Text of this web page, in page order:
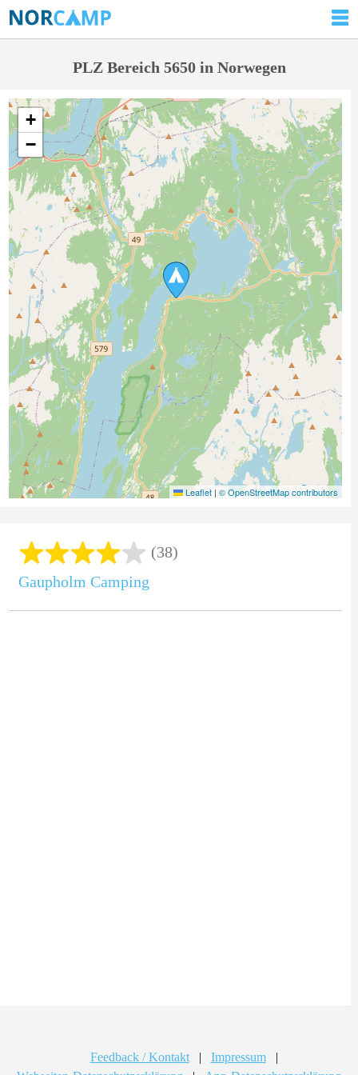
PLZ Bereich 5650 in Norwegen
+
−
Leaflet | © OpenStreetMap contributors
(38)
Gaupholm Camping
Feedback / Kontakt | Impressum
|